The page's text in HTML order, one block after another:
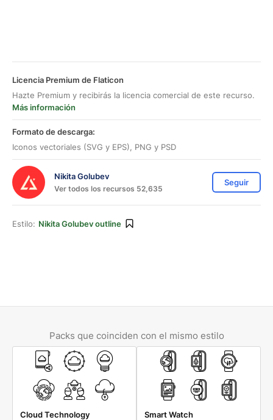
Licencia Premium de Flaticon
Hazte Premium y recibirás la licencia comercial de este recurso.
Más información
Formato de descarga:
Iconos vectoriales (SVG y EPS), PNG y PSD
Nikita Golubev
Ver todos los recursos 52,635
Seguir
Estilo: Nikita Golubev outline
Packs que coinciden con el mismo estilo
Cloud Technology Smart Watch